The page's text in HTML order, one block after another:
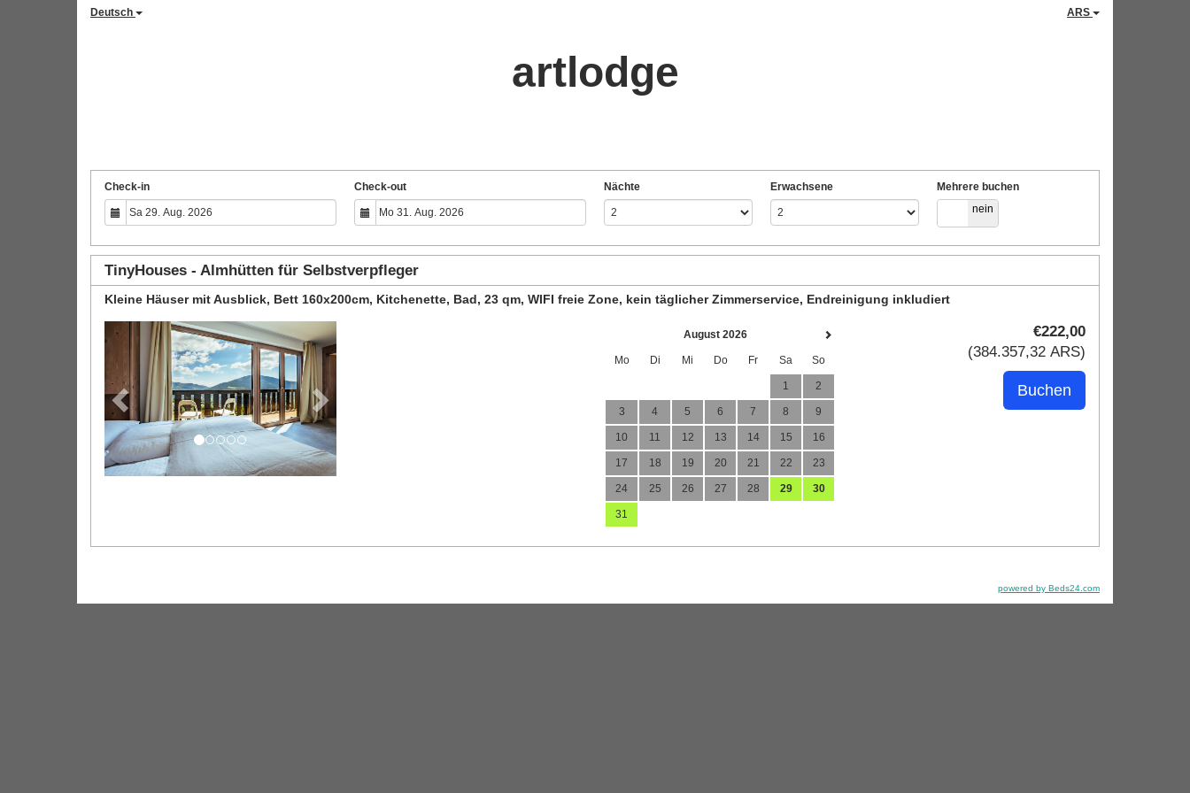
Deutsch ARS
artlodge
Check-in Check-out Nächte Erwachsene
Mehrere buchen
nein
TinyHouses - Almhütten für Selbstverpfleger
Kleine Häuser mit Ausblick, Bett 160x200cm, Kitchenette, Bad, 23 qm, WIFI freie Zone, kein täglicher Zimmerservice, Endreinigung inkludiert
Previous Next August 2026
Mo Di Mi Do Fr Sa So
1 2
3 4 5 6 7 8 9
10 11 12 13 14 15 16
17 18 19 20 21 22 23
24 25 26 27 28 29 30
31
€222,00
(384.357,32 ARS)
powered by Beds24.com